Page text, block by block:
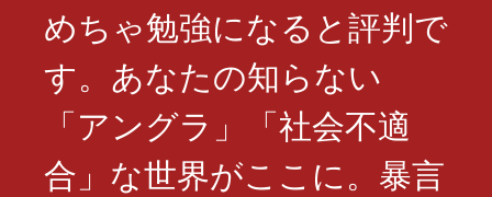
めちゃ勉強になると評判で
す。あなたの知らない
「アングラ」「社会不適
合」な世界がここに。暴言